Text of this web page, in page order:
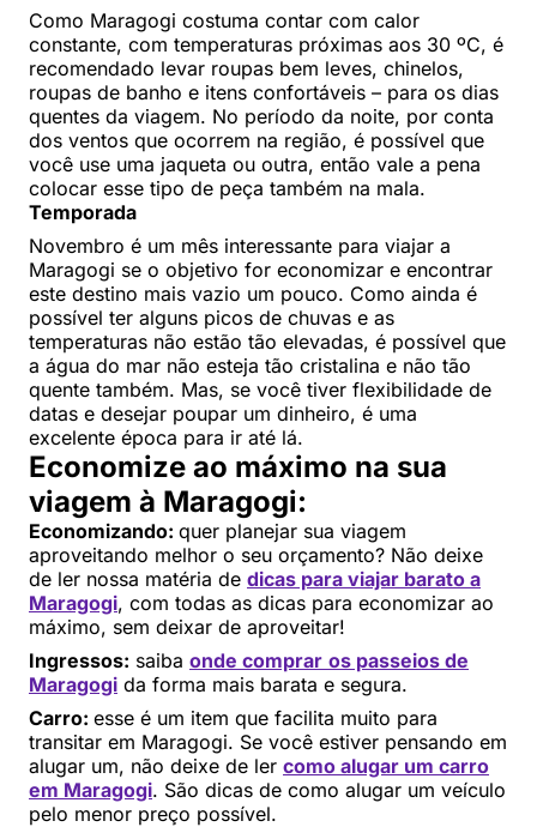
Como Maragogi costuma contar com calor
constante, com temperaturas próximas aos 30 ºC, é
recomendado levar roupas bem leves, chinelos,
roupas de banho e itens confortáveis – para os dias
quentes da viagem. No período da noite, por conta
dos ventos que ocorrem na região, é possível que
você use uma jaqueta ou outra, então vale a pena
colocar esse tipo de peça também na mala.
Temporada
Novembro é um mês interessante para viajar a
Maragogi se o objetivo for economizar e encontrar
este destino mais vazio um pouco. Como ainda é
possível ter alguns picos de chuvas e as
temperaturas não estão tão elevadas, é possível que
a água do mar não esteja tão cristalina e não tão
quente também. Mas, se você tiver flexibilidade de
datas e desejar poupar um dinheiro, é uma
excelente época para ir até lá.
Economize ao máximo na sua
viagem à Maragogi:
Economizando: quer planejar sua viagem
aproveitando melhor o seu orçamento? Não deixe
de ler nossa matéria de dicas para viajar barato a
Maragogi, com todas as dicas para economizar ao
máximo, sem deixar de aproveitar!
Ingressos: saiba onde comprar os passeios de
Maragogi da forma mais barata e segura.
Carro: esse é um item que facilita muito para
transitar em Maragogi. Se você estiver pensando em
alugar um, não deixe de ler como alugar um carro
em Maragogi. São dicas de como alugar um veículo
pelo menor preço possível.